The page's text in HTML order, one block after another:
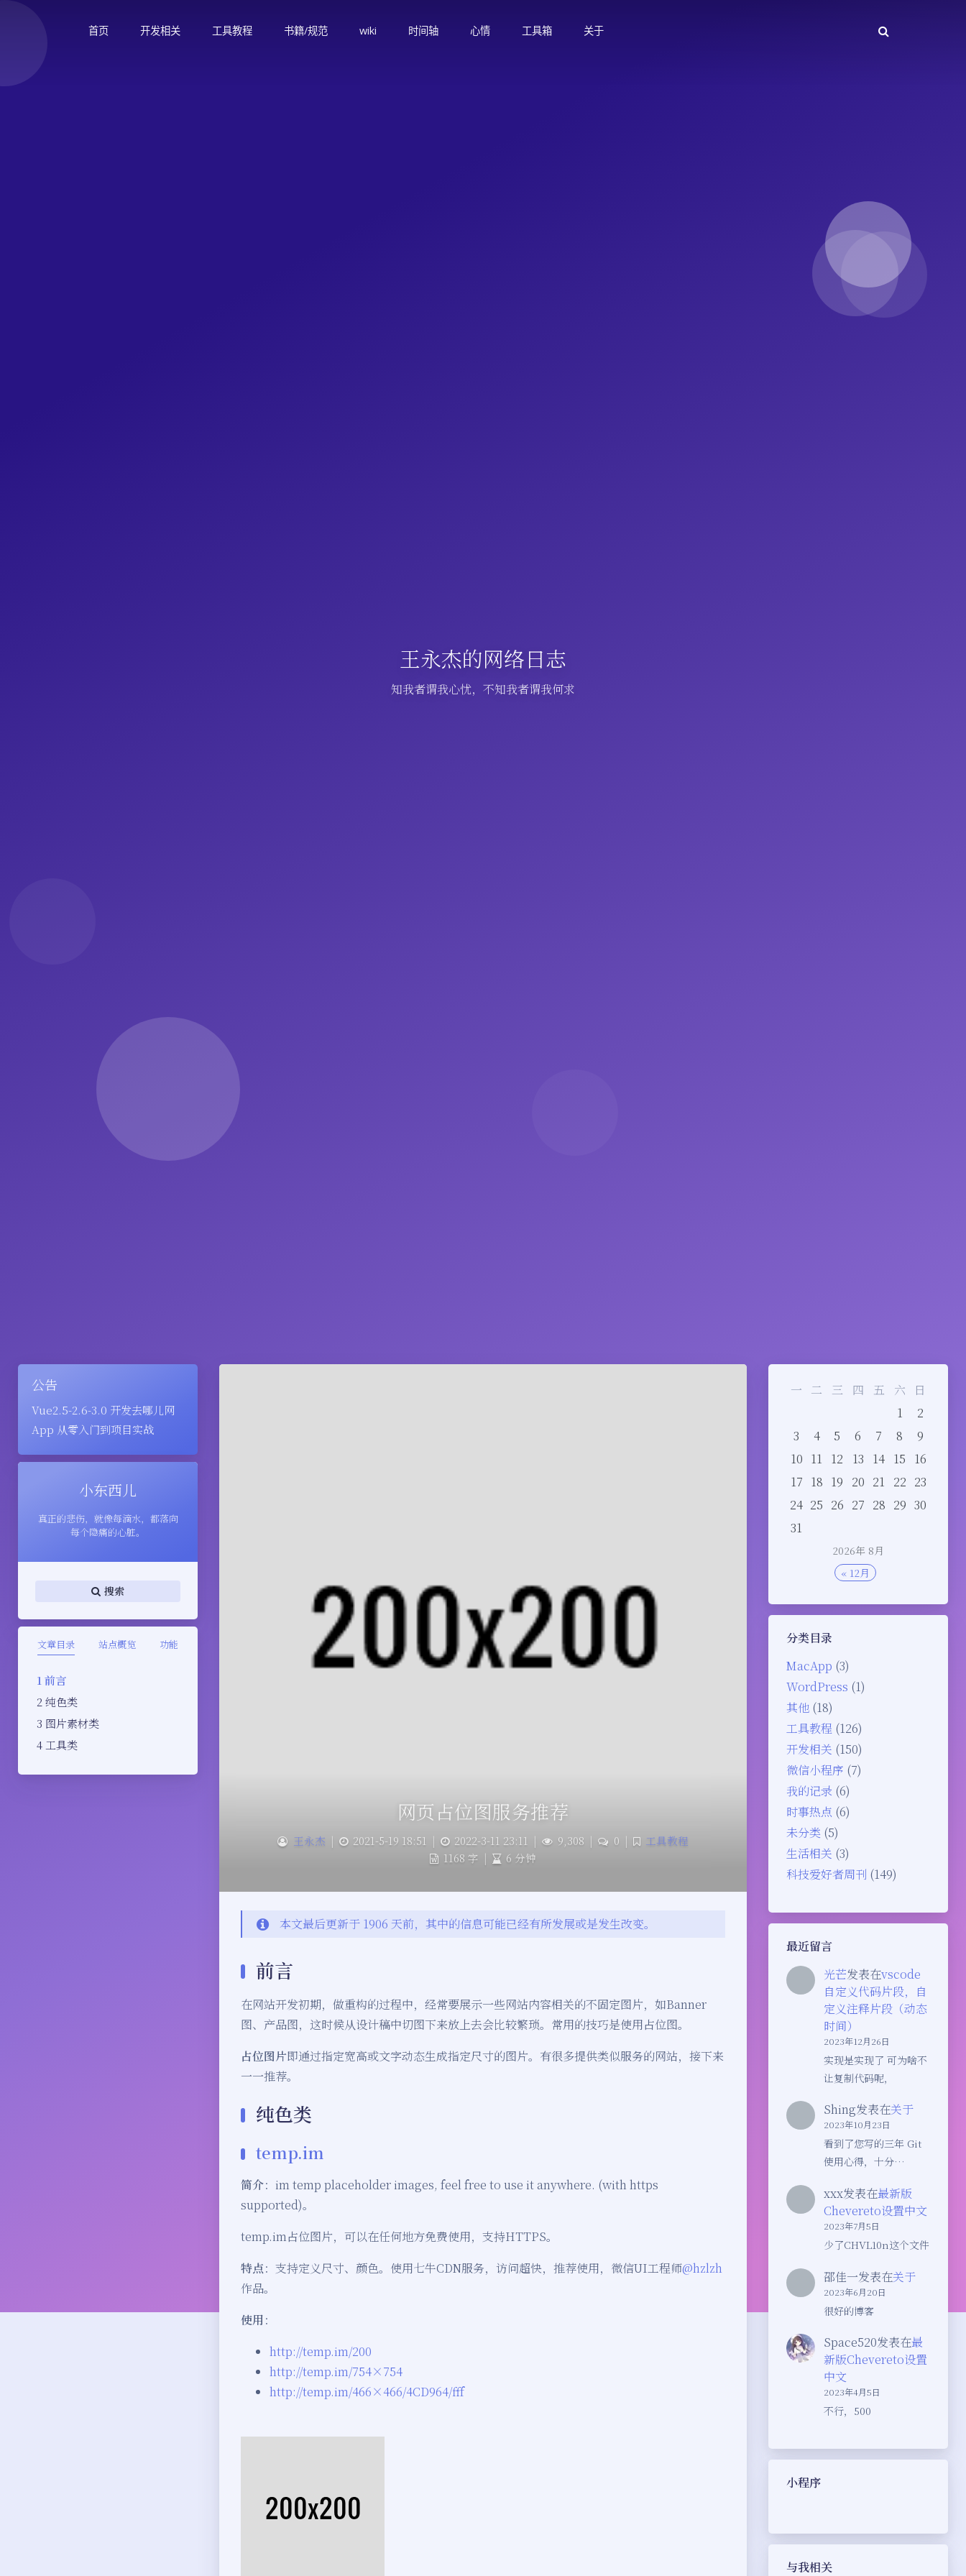
首页 开发相关 工具教程 书籍/规范 wiki 时间轴 心情 工具箱 关于
王永杰的网络日志
知我者谓我心忧，不知我者谓我何求
公告
Vue2.5-2.6-3.0 开发去哪儿网
App 从零入门到项目实战
小东西儿
真正的悲伤，就像每滴水，都落向
每个隐痛的心脏。
搜索
文章目录 站点概览 功能
前言
纯色类
图片素材类
工具类
2026年 8月
一 二 三 四 五 六
日
1
2
3
4 5 6 7 8
9
10 11 12 13 14 15
16
17 18 19 20 21 22 23
24 25 26 27 28 29 30
31
« 12月
分类目录
MacApp (3)
WordPress (1)
其他 (18)
工具教程 (126)
开发相关 (150)
微信小程序 (7)
我的记录 (6)
时事热点 (6)
未分类 (5)
生活相关 (3)
科技爱好者周刊 (149)
最近留言
光芒发表在vscode
自定义代码片段，自
定义注释片段（动态
时间）
2023年12月26日
实现是实现了 可为啥不
让复制代码呢，
Shing发表在关于
2023年10月23日
看到了您写的三年 Git
使用心得，十分…
xxx发表在最新版
Chevereto设置中文
2023年7月5日
少了CHVL10n这个文件
邵佳一发表在关于
2023年6月20日
很好的博客
Space520发表在最
新版Chevereto设置
中文
2023年4月5日
不行，500
小程序
与我相关
网页占位图服务推荐
王永杰 | 2021-5-19 18:51 | 2022-3-11 23:11 | 9,308 | 0 |
工具教程
1168 字 | 6 分钟
本文最后更新于 1906 天前，其中的信息可能已经有所发展或是发生改变。
前言
在网站开发初期，做重构的过程中，经常要展示一些网站内容相关的不固定图片，如Banner
图、产品图，这时候从设计稿中切图下来放上去会比较繁琐。常用的技巧是使用占位图。
占位图片即通过指定宽高或文字动态生成指定尺寸的图片。有很多提供类似服务的网站，接下来
一一推荐。
纯色类
temp.im
简介：im temp placeholder images, feel free to use it anywhere. (with https
supported)。
temp.im占位图片，可以在任何地方免费使用，支持HTTPS。
特点：支持定义尺寸、颜色。使用七牛CDN服务，访问超快，推荐使用，微信UI工程师@hzlzh
作品。
使用：
http://temp.im/200
http://temp.im/754×754
http://temp.im/466×466/4CD964/fff